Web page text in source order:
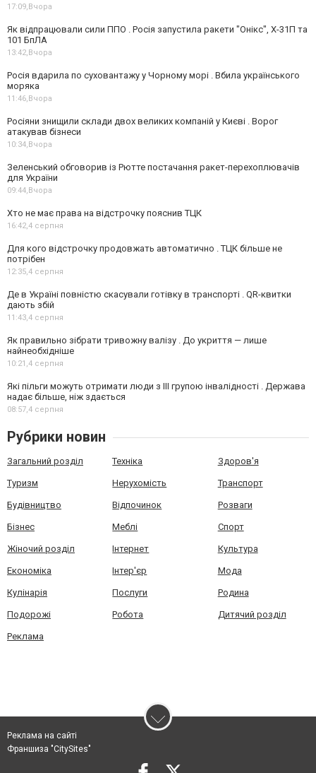
17:09,Вчора
Як відпрацювали сили ППО . Росія запустила ракети "Онікс", Х-31П та
101 БпЛА
13:42,Вчора
Росія вдарила по суховантажу у Чорному морі . Вбила українського
моряка
11:46,Вчора
Росіяни знищили склади двох великих компаній у Києві . Ворог
атакував бізнеси
10:34,Вчора
Зеленський обговорив із Рютте постачання ракет-перехоплювачів
для України
09:44,Вчора
Хто не має права на відстрочку пояснив ТЦК
16:42,4 серпня
Для кого відстрочку продовжать автоматично . ТЦК більше не
потрібен
12:35,4 серпня
Де в Україні повністю скасували готівку в транспорті . QR-квитки
дають збій
11:43,4 серпня
Як правильно зібрати тривожну валізу . До укриття — лише
найнеобхідніше
10:21,4 серпня
Які пільги можуть отримати люди з III групою інвалідності . Держава
надає більше, ніж здається
08:57,4 серпня
Рубрики новин
Загальний розділ Техніка Здоров'я
Туризм Нерухомість Транспорт
Будівництво Відпочинок Розваги
Бізнес Меблі Спорт
Жіночий розділ Інтернет Культура
Економіка Інтер'єр Мода
Кулінарія Послуги Родина
Подорожі Робота Дитячий розділ
Реклама
Реклама на сайті
Франшиза "CitySites"